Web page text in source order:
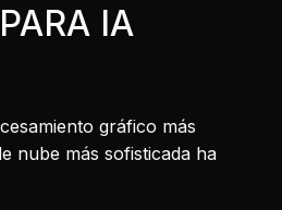
IA
gráfico más
nube más sofisticada ha